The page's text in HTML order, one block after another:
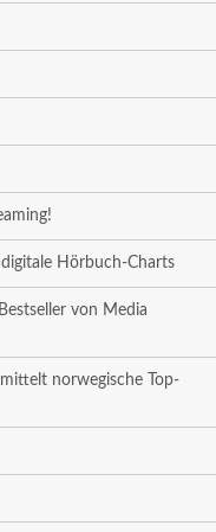
Hörbuch-Charts
von Media
norwegische Top-